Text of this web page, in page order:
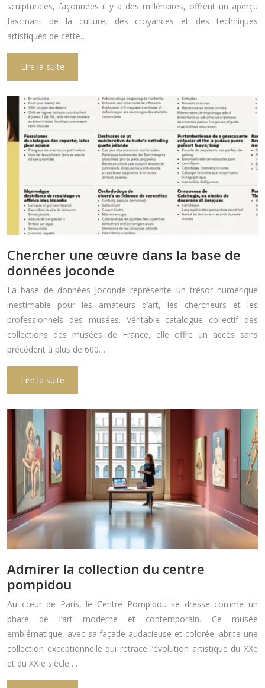
sculpturales, façonnées il y a des millénaires, offrent un aperçu
fascinant de la culture, des croyances et des techniques
artistiques de cette…
Lire la suite
Chercher une œuvre dans la base de
données joconde
La base de données Joconde représente un trésor numérique
inestimable pour les amateurs d’art, les chercheurs et les
professionnels des musées. Véritable catalogue collectif des
collections des musées de France, elle offre un accès sans
précédent à plus de 600…
Lire la suite
Admirer la collection du centre
pompidou
Au cœur de Paris, le Centre Pompidou se dresse comme un
phare de l’art moderne et contemporain. Ce musée
emblématique, avec sa façade audacieuse et colorée, abrite une
collection exceptionnelle qui retrace l’évolution artistique du XXe
et du XXIe siècle….